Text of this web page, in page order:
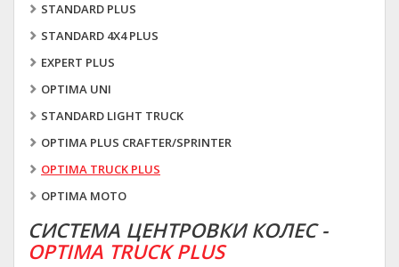
STANDARD PLUS
STANDARD 4X4 PLUS
EXPERT PLUS
OPTIMA UNI
STANDARD LIGHT TRUCK
OPTIMA PLUS CRAFTER/SPRINTER
OPTIMA TRUCK PLUS
OPTIMA MOTO
СИСТЕМА ЦЕНТРОВКИ КОЛЕС -
OPTIMA TRUCK PLUS